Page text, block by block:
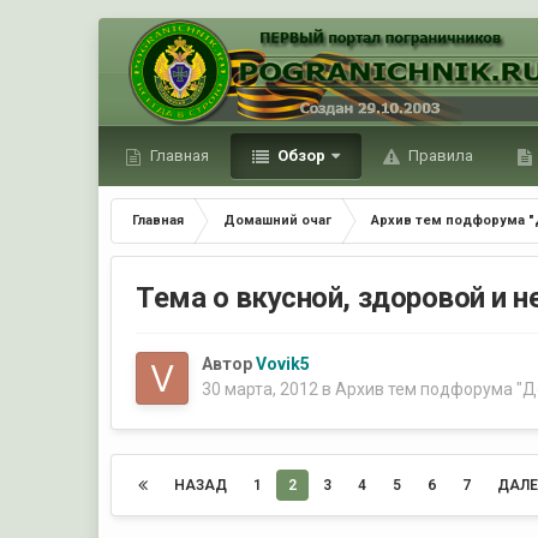
Главная Обзор Правила
Главная Домашний очаг Архив тем подфорума
Тема о вкусной, здоровой и
АвторVovik5
30 марта, 2012 вАрхив тем подфорума
НАЗАД 1 2 3 4 5 6 7